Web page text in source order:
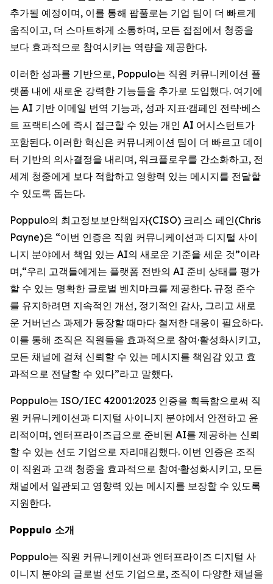
추가될 예정이며, 이를 통해 팝풀로는 기업 팀이 더 빠르게
움직이고, 더 스마트하게 소통하며, 모든 접점에서 청중을
보다 효과적으로 참여시키는 역량을 제공한다.
이러한 성과를 기반으로, Poppulo는 직원 커뮤니케이션 플
랫폼 내에 새로운 강력한 기능들을 추가로 도입했다. 여기에
는 AI 기반 이메일 번역 기능과, 성과 지표·캠페인 전략·베스
트 프랙티스에 즉시 접근할 수 있는 개인 AI 어시스턴트가
포함된다. 이러한 혁신은 커뮤니케이션 팀이 더 빠르고 데이
터 기반의 의사결정을 내리며, 워크플로우를 간소화하고, 전
세계 청중에게 보다 적합하고 영향력 있는 메시지를 전달할
수 있도록 돕는다.
Poppulo의 최고정보보안책임자(CISO) 크리스 페인(Chris
Payne)은 “이번 인증은 직원 커뮤니케이션과 디지털 사이
니지 분야에서 책임 있는 AI의 새로운 기준을 세운 것”이라
며,“우리 고객들에게는 플랫폼 전반의 AI 준비 상태를 평가
할 수 있는 명확한 글로벌 벤치마크를 제공한다. 규정 준수
를 유지하려면 지속적인 개선, 정기적인 감사, 그리고 새로
운 거버넌스 과제가 등장할 때마다 철저한 대응이 필요하다.
이를 통해 조직은 직원들을 효과적으로 참여·활성화시키고,
모든 채널에 걸쳐 신뢰할 수 있는 메시지를 책임감 있고 효
과적으로 전달할 수 있다”라고 말했다.
Poppulo는 ISO/IEC 42001:2023 인증을 획득함으로써 직
원 커뮤니케이션과 디지털 사이니지 분야에서 안전하고 윤
리적이며, 엔터프라이즈급으로 준비된 AI를 제공하는 신뢰
할 수 있는 선도 기업으로 자리매김했다. 이번 인증은 조직
이 직원과 고객 청중을 효과적으로 참여·활성화시키고, 모든
채널에서 일관되고 영향력 있는 메시지를 보장할 수 있도록
지원한다.
Poppulo 소개
Poppulo는 직원 커뮤니케이션과 엔터프라이즈 디지털 사
이니지 분야의 글로벌 선도 기업으로, 조직이 다양한 채널을